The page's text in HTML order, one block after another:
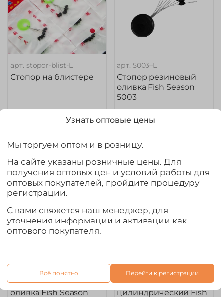
арт.stopor-blist-L
Стопор на блистере
арт.5003–L
Стопор резиновый
оливка Fish Season
5003
5005
Стопор резиновый
оливка Fish Season
Ожидается
арт.5004–L
Стопор резиновый
цилиндрический Fish
Узнать оптовые цены
Мы торгуем оптом и в розницу.
На сайте указаны розничные цены. Для
получения оптовых цен и условий работы для
оптовых покупателей, пройдите процедуру
регистрации.
С вами свяжется наш менеджер, для
уточнения информации и активации как
оптового покупателя.
Всё понятно Перейти к регистрации